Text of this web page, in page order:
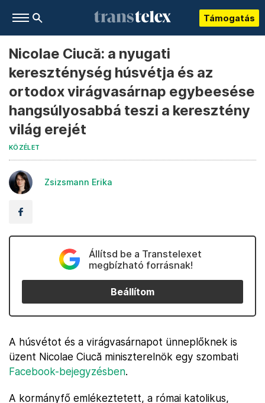
Támogatás
Nicolae Ciucă: a nyugati
kereszténység húsvétja és az
ortodox virágvasárnap egybeesése
hangsúlyosabbá teszi a keresztény
világ erejét
KÖZÉLET
Zsizsmann Erika
Állítsd be a Transtelexet
megbízható forrásnak!
Beállítom
A húsvétot és a virágvasárnapot ünneplőknek is
üzent Nicolae Ciucă miniszterelnök egy szombati
Facebook-bejegyzésben.
A kormányfő emlékeztetett, a római katolikus,